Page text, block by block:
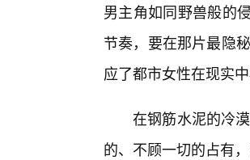
男主角如同野兽般的
节奏，要在那片最隐
应了都市女性在现实
在钢筋水泥的冷
的、不顾一切的占有